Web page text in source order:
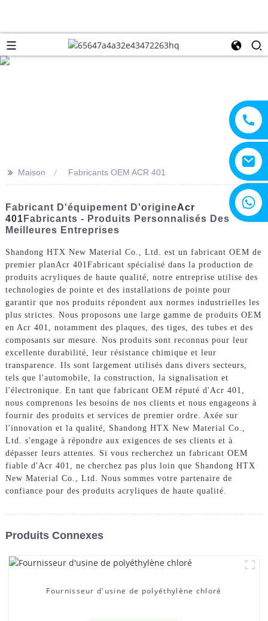
>> Maison Fabricants OEM ACR 401
Fabricant D'équipement D'origineAcr
401 Fabricants - Produits Personnalisés Des
Meilleures Entreprises
Shandong HTX New Material Co., Ltd. est un fabricant OEM de
premier plan Acr 401 Fabricant spécialisé dans la production de
produits acryliques de haute qualité, notre entreprise utilise des
technologies de pointe et des installations de pointe pour
garantir que nos produits répondent aux normes industrielles les
plus strictes. Nous proposons une large gamme de produits OEM
en Acr 401, notamment des plaques, des tiges, des tubes et des
composants sur mesure. Nos produits sont reconnus pour leur
excellente durabilité, leur résistance chimique et leur
transparence. Ils sont largement utilisés dans divers secteurs,
tels que l'automobile, la construction, la signalisation et
l'électronique. En tant que fabricant OEM réputé d'Acr 401,
nous comprenons les besoins de nos clients et nous engageons à
fournir des produits et services de premier ordre. Axée sur
l'innovation et la qualité, Shandong HTX New Material Co.,
Ltd. s'engage à répondre aux exigences de ses clients et à
dépasser leurs attentes. Si vous recherchez un fabricant OEM
fiable d'Acr 401, ne cherchez pas plus loin que Shandong HTX
New Material Co., Ltd. Nous sommes votre partenaire de
confiance pour des produits acryliques de haute qualité.
Produits Connexes
Fournisseur d'usine de polyéthylène chloré